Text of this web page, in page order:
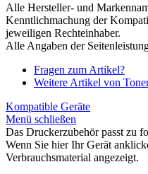
Alle Hersteller- und
Kenntlichmachung der
jeweiligen Rechteinhaber.
Alle Angaben der
Fragen zum Artikel?
Weitere Artikel von
Kompatible Geräte
Menü schließen
Das Druckerzubehör passt zu
Wenn Sie hier Ihr Gerät
Verbrauchsmaterial angezeigt.